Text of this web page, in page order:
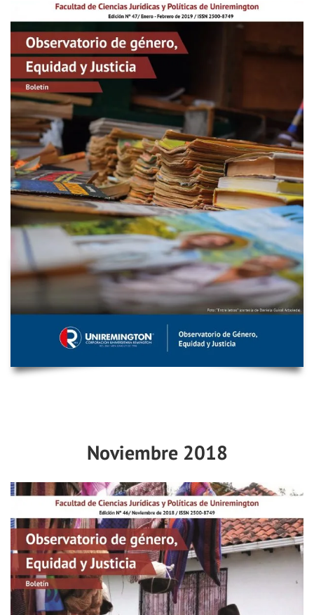
Noviembre 2018